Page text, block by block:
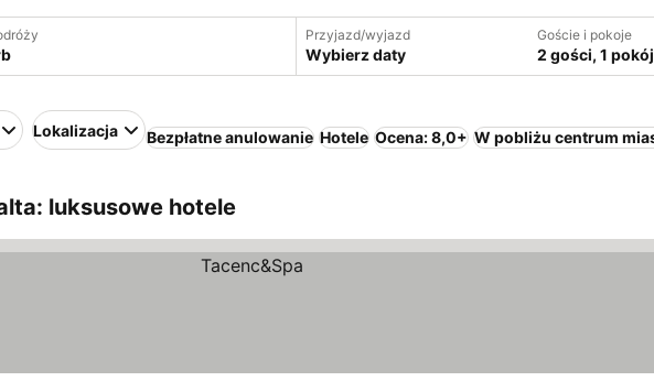
Przyjazd/wyjazd
Wybierz daty
Goście i pokoje
2 gości, 1
Lokalizacja Bezpłatne anulowanie Hotele Ocena: 8,0+ W pobliżu centrum
luksusowe hotele